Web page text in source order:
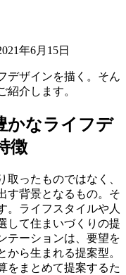
年6月15日
デザインを描く。そん
紹介します。
かなライフデ
徴
ったものではなく、
す背景となるもの。そ
。ライフスタイルや人
して住まいづくりの提
テーションは、要望を
から生まれる提案型。
をまとめて提案するた